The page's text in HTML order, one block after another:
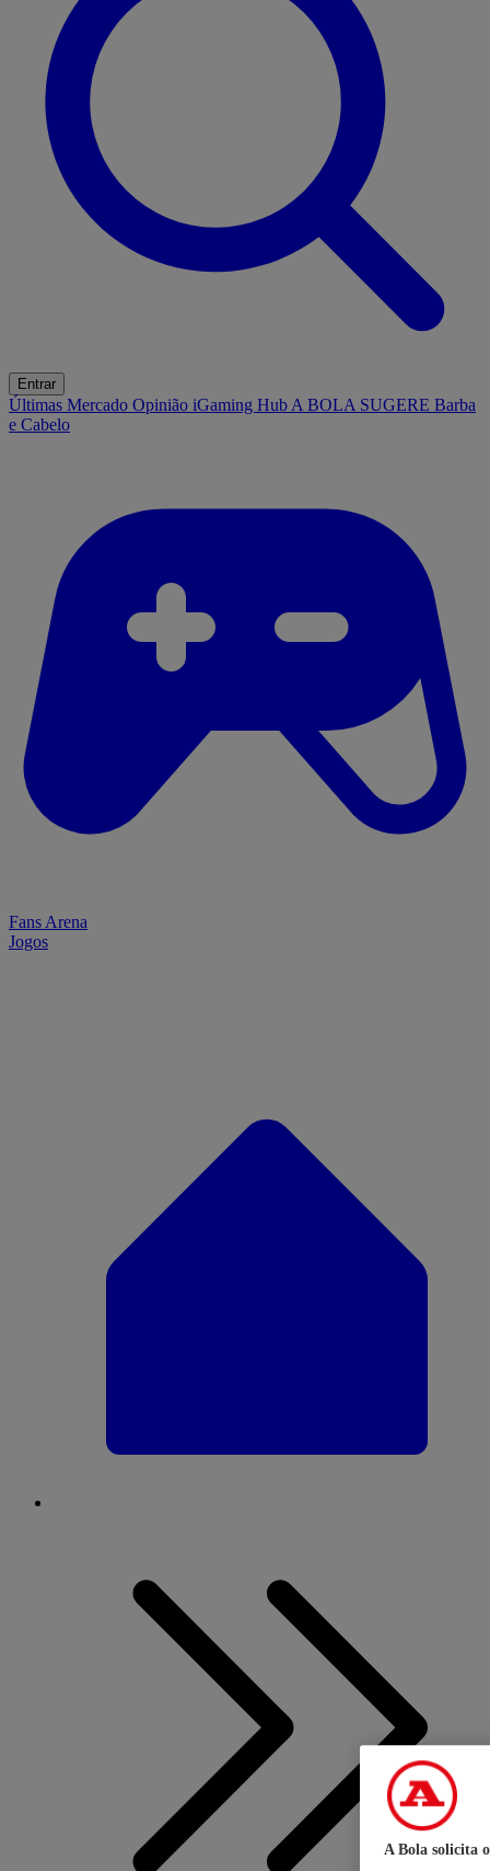
Entrar
Últimas Mercado Opinião iGaming Hub A BOLA SUGERE Barba
e Cabelo
Fans Arena
Jogos
A Bola solicita